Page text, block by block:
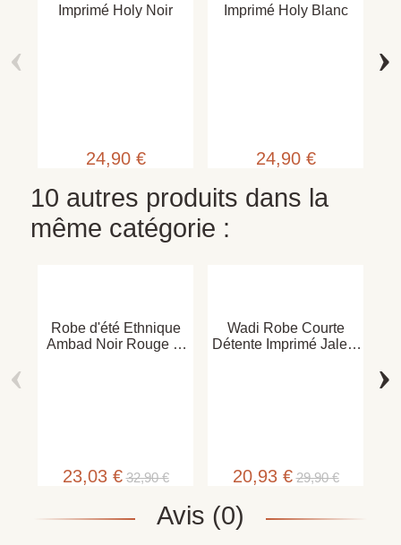
Imprimé Holy Noir
24,90 €
Imprimé Holy Blanc
24,90 €
‹ ›
10 autres produits dans la
même catégorie :
Robe d'été Ethnique
Ambad Noir Rouge et
23,03 € 32,90 €
Wadi Robe Courte
Détente Imprimé Jalebi
20,93 € 29,90 €
‹ ›
Avis (0)